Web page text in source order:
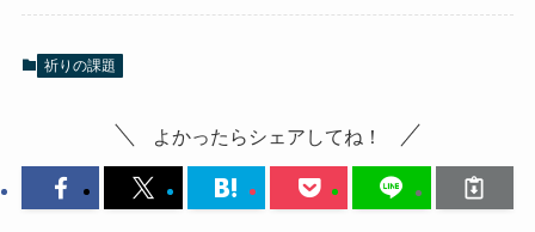
祈りの課題
よかったらシェアしてね！